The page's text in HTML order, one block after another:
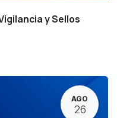
y Sellos
AGO
26